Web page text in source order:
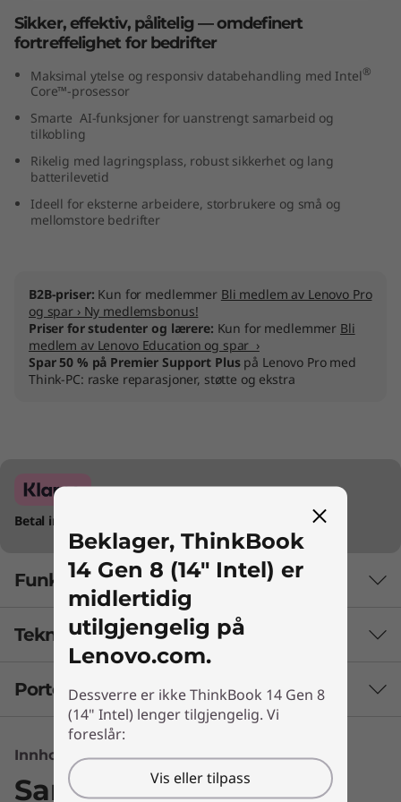
e
Sikker, effektiv, pålitelig — omdefinert
fortreffelighet for bedrifter
Maksimal ytelse og responsiv databehandling med Intel®
Core™-prosessor
Smarte AI-funksjoner for uanstrengt samarbeid og
tilkobling
Rikelig med lagringsplass, robust sikkerhet og lang
batterilevetid
Ideell for eksterne arbeidere, storbrukere og små og
mellomstore bedrifter
B2B-priser: Kun for medlemmer Bli medlem av Lenovo Pro
og spar › Ny medlemsbonus!
Priser for studenter og lærere: Kun for medlemmer Bli
medlem av Lenovo Education og spar ›
Spar 50 % på Premier Support Pluspå Lenovo Pro med
Think-PC: raske reparasjoner, støtte og ekstra
Betal innen 30 dager. Maksimal ordreverdi 75 000 kr.
Funksjoner
Responsiv kraft for
den drivne
Bærbare Lenovo ThinkBook 14 Gen 8 er
utviklet for å imøtekomme de moderne
kravene til små og mellomstore bedrifter og
avanserte brukere, og den utnytter kraften til
Tekniske spesifikasjoner
Ytelse
Batteri
60Whr
45 Whr
Porter og spor
Innhold ikke tilgjengelig
Sammenlign lignende
Beklager, ThinkBook
14 Gen 8 (14" Intel) er
midlertidig
utilgjengelig på
Lenovo.com.
Dessverre er ikke ThinkBook 14 Gen 8
(14" Intel) lenger tilgjengelig. Vi
foreslår:
Vis eller tilpass